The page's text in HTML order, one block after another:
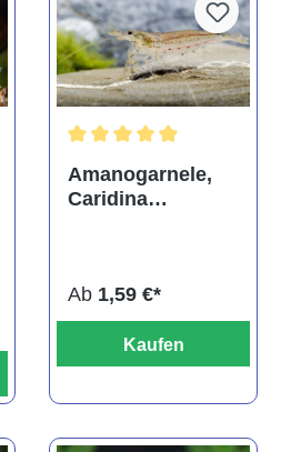
Amanogarnele,
Caridina
Ab 1,59 €*
Kaufen